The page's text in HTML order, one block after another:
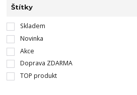
Štítky
Skladem
Novinka
Akce
Doprava ZDARMA
TOP produkt